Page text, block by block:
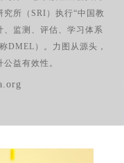
究所（SRI）执行“中国教
、监测、评估、学习体系
DMEL）。力图从源头，
益有效性。